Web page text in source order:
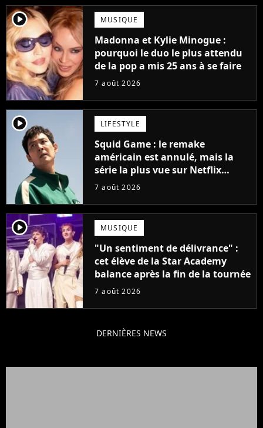
player2 MUSIQUE
Madonna et Kylie Minogue :
pourquoi le duo le plus attendu
de la pop a mis 25 ans à se faire
7 août 2026
player2 LIFESTYLE
Squid Game : le remake
américain est annulé, mais la
série la plus vue sur Netflix
pourrait avoir une version
7 août 2026
player2 MUSIQUE
"Un sentiment de délivrance" :
cet élève de la Star Academy
balance après la fin de la tournée
7 août 2026
DERNIÈRES NEWS